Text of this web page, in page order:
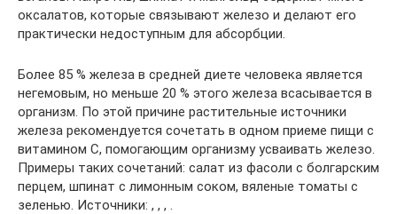
оксалатов, которые связывают железо и делают его
практически недоступным для абсорбции.
Более 85 % железа в средней диете человека является
негемовым, но меньше 20 % этого железа всасывается в
организм. По этой причине растительные источники
железа рекомендуется сочетать в одном приеме пищи с
витамином С, помогающим организму усваивать железо.
Примеры таких сочетаний: салат из фасоли с болгарским
перцем, шпинат с лимонным соком, вяленые томаты с
зеленью. Источники: , , , .